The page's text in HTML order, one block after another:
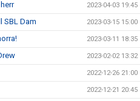
2023-04-03 19:45
SBL Dam 2023-03-15 15:00
2023-03-11 18:35
2023-02-02 13:32
2022-12-26 21:00
2022-12-21 20:45